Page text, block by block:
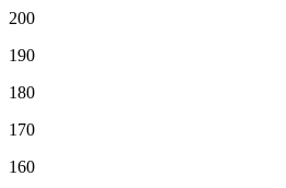
200
190
180
170
160